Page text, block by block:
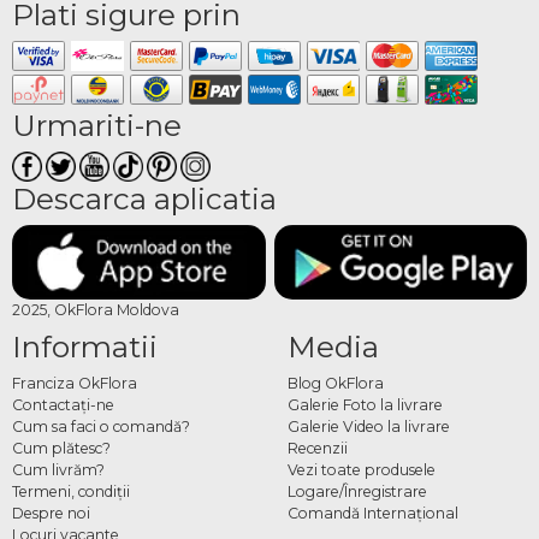
Plati sigure prin
Urmariti-ne
Descarca aplicatia
2025, OkFlora Moldova
Informatii
Franciza OkFlora
Contactaţi-ne
Cum sa faci o comandă?
Cum plătesc?
Cum livrăm?
Termeni, condiţii
Despre noi
Locuri vacante
Media
Blog OkFlora
Galerie Foto la livrare
Galerie Video la livrare
Recenzii
Vezi toate produsele
Logare/Înregistrare
Comandă Internațional